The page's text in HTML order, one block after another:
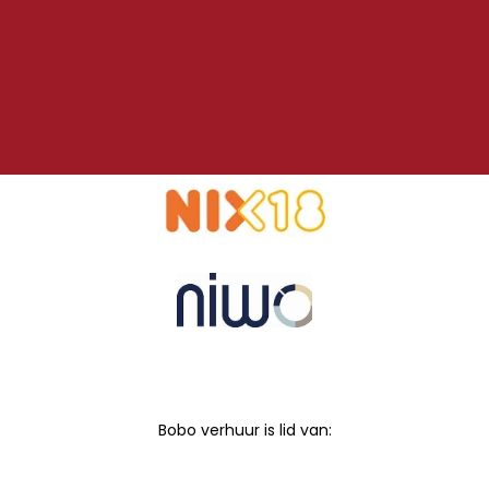
Bobo verhuur is lid van: